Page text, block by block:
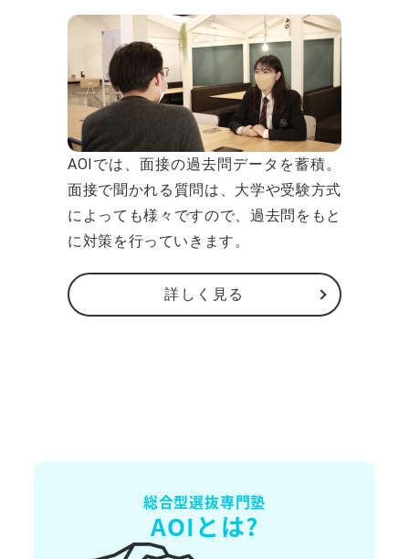
AOIでは、面接の過去問データを蓄積。
面接で聞かれる質問は、大学や受験方式
によっても様々ですので、過去問をもと
に対策を行っていきます。
詳しく見る
総合型選抜専門塾
AOIとは?